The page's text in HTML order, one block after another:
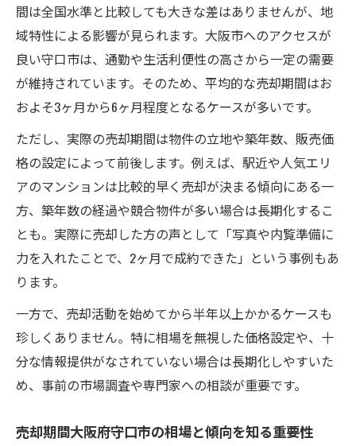
間は全国水準と比較しても大きな差はありませんが、地
域特性による影響が見られます。大阪市へのアクセスが
良い守口市は、通勤や生活利便性の高さから一定の需要
が維持されています。そのため、平均的な売却期間はお
およそ3ヶ月から6ヶ月程度となるケースが多いです。
ただし、実際の売却期間は物件の立地や築年数、販売価
格の設定によって前後します。例えば、駅近や人気エリ
アのマンションは比較的早く売却が決まる傾向にある一
方、築年数の経過や競合物件が多い場合は長期化するこ
とも。実際に売却した方の声として「写真や内覧準備に
力を入れたことで、2ヶ月で成約できた」という事例もあ
ります。
一方で、売却活動を始めてから半年以上かかるケースも
珍しくありません。特に相場を無視した価格設定や、十
分な情報提供がなされていない場合は長期化しやすいた
め、事前の市場調査や専門家への相談が重要です。
売却期間大阪府守口市の相場と傾向を知る重要性